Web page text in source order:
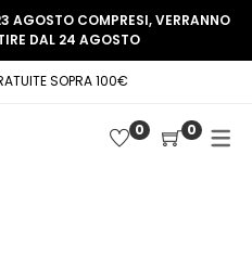
AGOSTO COMPRESI, VERRANNO
DAL 24 AGOSTO
SOPRA 100€
0 0